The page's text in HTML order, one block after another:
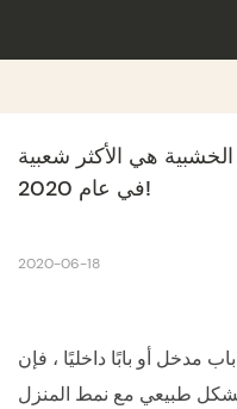
هي الأكثر شعبية
في عام 2020!
2020-06-18
مدخل أو بابًا داخليًا ، فإن
طبيعي مع نمط المنزل